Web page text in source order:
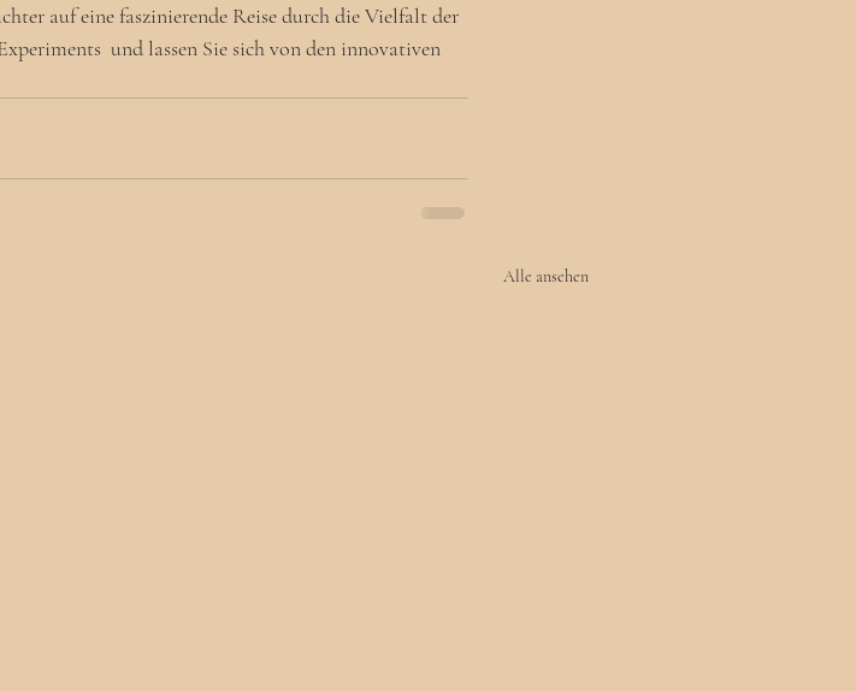
auf eine faszinierende Reise durch die Vielfalt der
und lassen Sie sich von den innovativen
Alle ansehen